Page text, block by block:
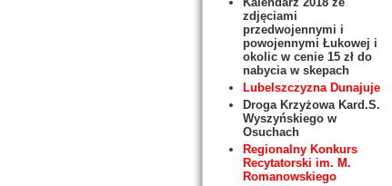
zdjęciami
przedwojennymi i
powojennymi Łukowej i
okolic w cenie 15 zł do
nabycia w skepach
Lubelszczyzna Dunajuje
Droga Krzyżowa Kard.S.
Wyszyńskiego w
Osuchach
Regionalny Konkurs
Recytatorski im. M.
Romanowskiego